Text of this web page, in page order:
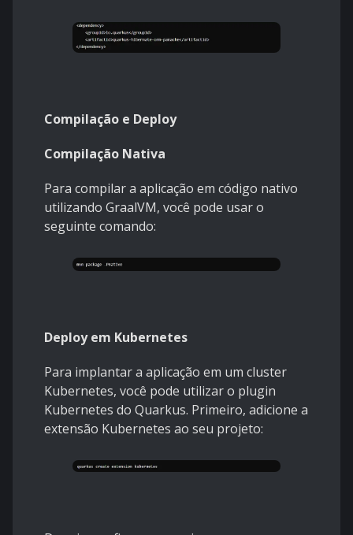
Compilação e Deploy
Compilação Nativa
Para compilar a aplicação em código nativo
utilizando GraalVM, você pode usar o
seguinte comando:
Deploy em Kubernetes
Para implantar a aplicação em um cluster
Kubernetes, você pode utilizar o plugin
Kubernetes do Quarkus. Primeiro, adicione a
extensão Kubernetes ao seu projeto: